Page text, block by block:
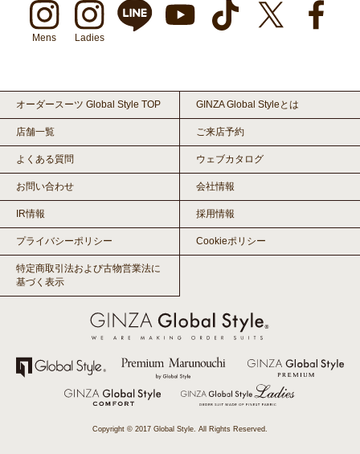
Mens Ladies
オーダースーツ Global Style TOP GINZA Global Styleとは
店舗一覧 ご来店予約
よくある質問 ウェブカタログ
お問い合わせ 会社情報
IR情報 採用情報
プライバシーポリシー Cookieポリシー
特定商取引法および古物営業法に
基づく表示
Copyright © 2017 Global Style. All Rights Reserved.